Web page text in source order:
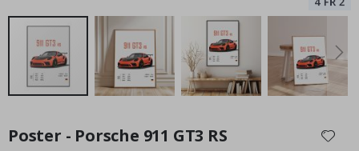
der
Poster - Porsche 911 GT3 RS